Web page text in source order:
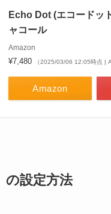
Echo Dot (エコードッ
ャコール
Amazon
¥7,480 （2025/03/06 12:05時点 |
Amazon
の設定方法